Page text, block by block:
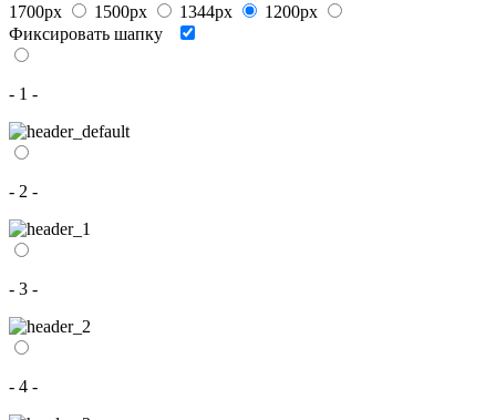
1700px
1500px 1344px
1200px
Фиксировать шапку
- 1 -
- 2 -
- 3 -
- 4 -